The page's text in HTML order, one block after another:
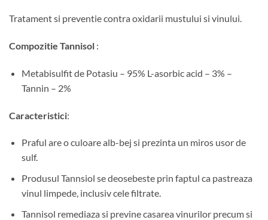
Tratament si preventie contra oxidarii mustului si vinului.
Compozitie Tannisol :
Metabisulfit de Potasiu – 95% L-asorbic acid – 3% –
Tannin – 2%
Caracteristici:
Praful are o culoare alb-bej si prezinta un miros usor de
sulf.
Produsul Tannsiol se deosebeste prin faptul ca pastreaza
vinul limpede, inclusiv cele filtrate.
Tannisol remediaza si previne casarea vinurilor precum si